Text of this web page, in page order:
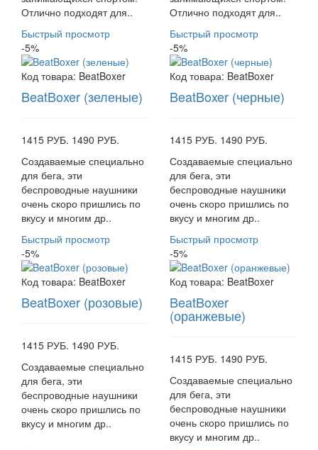
Отлично подходят для..
Отлично подходят для..
Быстрый просмотр
-5%
Код товара: BeatBoxer
BeatBoxer (зеленые)
1415 РУБ. 1490 РУБ.
Создаваемые специально
для бега, эти
беспроводные наушники
очень скоро пришлись по
вкусу и многим др..
Быстрый просмотр
-5%
Код товара: BeatBoxer
BeatBoxer (черные)
1415 РУБ. 1490 РУБ.
Создаваемые специально
для бега, эти
беспроводные наушники
очень скоро пришлись по
вкусу и многим др..
Быстрый просмотр
-5%
Код товара: BeatBoxer
BeatBoxer (розовые)
1415 РУБ. 1490 РУБ.
Создаваемые специально
для бега, эти
беспроводные наушники
очень скоро пришлись по
вкусу и многим др..
Быстрый просмотр
-5%
Код товара: BeatBoxer
BeatBoxer
(оранжевые)
1415 РУБ. 1490 РУБ.
Создаваемые специально
для бега, эти
беспроводные наушники
очень скоро пришлись по
вкусу и многим др..